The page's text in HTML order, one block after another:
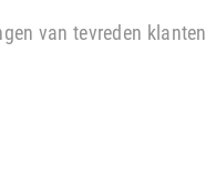
van tevreden klanten